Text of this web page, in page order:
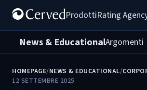
ProdottiRating
News & EducationalArgomenti
HOMEPAGE/NEWS & EDUCATIONAL/
12 SETTEMBRE 2025